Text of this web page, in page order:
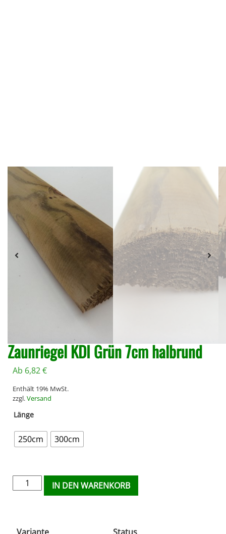
Zaunriegel KDI Grün 7cm halbrund
Ab 6,82€
Enthält 19% MwSt.
zzgl.Versand
Länge
250cm 300cm
IN DEN WARENKORB